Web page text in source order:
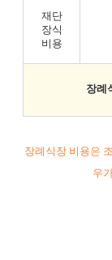
재단
장식
비용
장례
장례식장 비용은
우